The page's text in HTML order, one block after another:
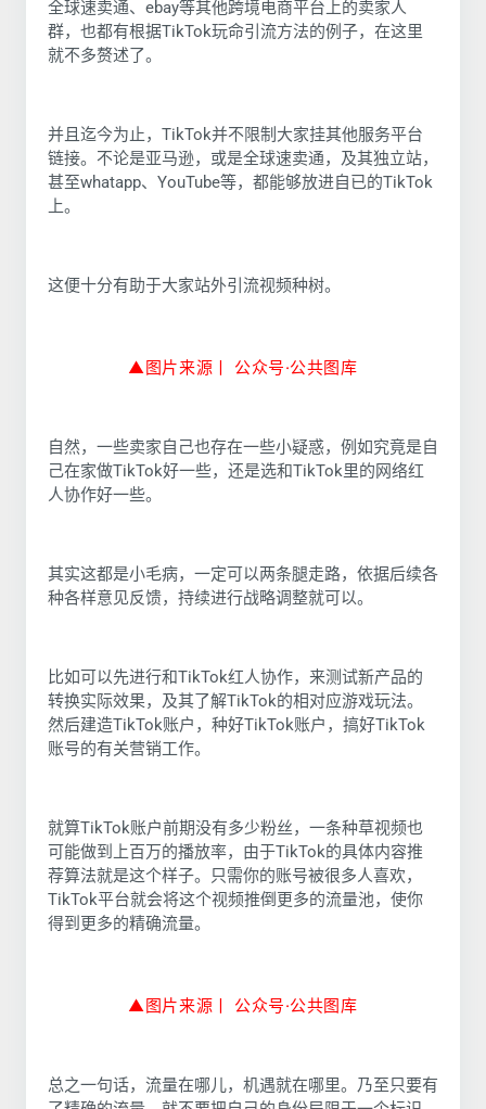
全球速卖通、ebay等其他跨境电商平台上的卖家人
群，也都有根据TikTok玩命引流方法的例子，在这里
就不多赘述了。
并且迄今为止，TikTok并不限制大家挂其他服务平台
链接。不论是亚马逊，或是全球速卖通，及其独立站，
甚至whatapp、YouTube等，都能够放进自已的TikTok
上。
这便十分有助于大家站外引流视频种树。
▲图片来源丨 公众号·公共图库
自然，一些卖家自己也存在一些小疑惑，例如究竟是自
己在家做TikTok好一些，还是选和TikTok里的网络红
人协作好一些。
其实这都是小毛病，一定可以两条腿走路，依据后续各
种各样意见反馈，持续进行战略调整就可以。
比如可以先进行和TikTok红人协作，来测试新产品的
转换实际效果，及其了解TikTok的相对应游戏玩法。
然后建造TikTok账户，种好TikTok账户，搞好TikTok
账号的有关营销工作。
就算TikTok账户前期没有多少粉丝，一条种草视频也
可能做到上百万的播放率，由于TikTok的具体内容推
荐算法就是这个样子。只需你的账号被很多人喜欢，
TikTok平台就会将这个视频推倒更多的流量池，使你
得到更多的精确流量。
▲图片来源丨 公众号·公共图库
总之一句话，流量在哪儿，机遇就在哪里。乃至只要有